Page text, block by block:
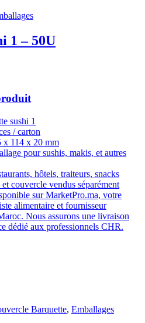
1 – 50U
sushi 1
/ carton
x 114 x 20 mm
pour sushis, makis, et autres
hôtels, traiteurs, snacks
couvercle vendus séparément
sur MarketPro.ma, votre
alimentaire et fournisseur
Nous assurons une livraison
dédié aux professionnels CHR.
Barquette, Emballages